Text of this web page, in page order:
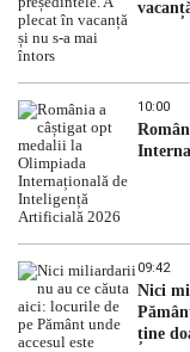
10:00
09:42
Nici
ține